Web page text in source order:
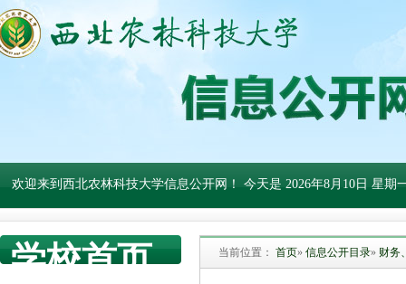
欢迎来到西北农林科技大学信息公开网！ 今天是 2026年8月10日 星期
学校首页
当前位置： 首页» 信息公开目录» 财务